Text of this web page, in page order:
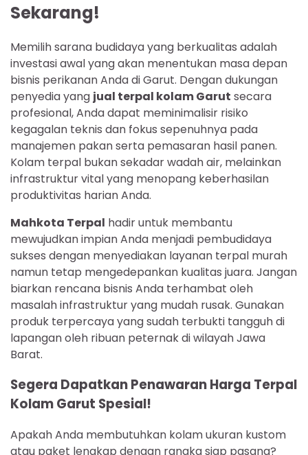
Sekarang!
Memilih sarana budidaya yang berkualitas adalah
investasi awal yang akan menentukan masa depan
bisnis perikanan Anda di Garut. Dengan dukungan
penyedia yang jual terpal kolam Garut secara
profesional, Anda dapat meminimalisir risiko
kegagalan teknis dan fokus sepenuhnya pada
manajemen pakan serta pemasaran hasil panen.
Kolam terpal bukan sekadar wadah air, melainkan
infrastruktur vital yang menopang keberhasilan
produktivitas harian Anda.
Mahkota Terpal hadir untuk membantu
mewujudkan impian Anda menjadi pembudidaya
sukses dengan menyediakan layanan terpal murah
namun tetap mengedepankan kualitas juara. Jangan
biarkan rencana bisnis Anda terhambat oleh
masalah infrastruktur yang mudah rusak. Gunakan
produk terpercaya yang sudah terbukti tangguh di
lapangan oleh ribuan peternak di wilayah Jawa
Barat.
Segera Dapatkan Penawaran Harga Terpal
Kolam Garut Spesial!
Apakah Anda membutuhkan kolam ukuran kustom
atau paket lengkap dengan rangka siap pasang?